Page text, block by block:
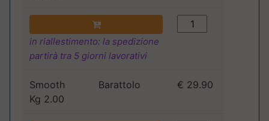
in riallestimento: la spedizione
partirà tra 5 giorni lavorativi
Smooth
Kg 2.00
Barattolo € 29.90